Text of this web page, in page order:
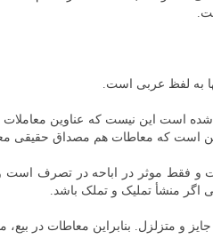
به لفظ عربی است.
شده است این نیست که عناوین
این است که معاطات هم مصداق
و فقط موثر در اباحه در تصرف
منشأ تملیک و تملک باشد.
و متزلزل. بنابراین معاطات در